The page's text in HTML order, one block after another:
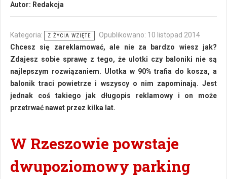
Autor: Redakcja
Kategoria: Z ŻYCIA WZIĘTE
Opublikowano: 10 listopad 2014
Chcesz się zareklamować, ale nie za bardzo wiesz jak?
Zdajesz sobie sprawę z tego, że ulotki czy baloniki nie są
najlepszym rozwiązaniem. Ulotka w 90% trafia do kosza, a
balonik traci powietrze i wszyscy o nim zapominają. Jest
jednak coś takiego jak długopis reklamowy i on może
przetrwać nawet przez kilka lat.
W Rzeszowie powstaje
dwupoziomowy parking